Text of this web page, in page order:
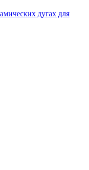
дугах для